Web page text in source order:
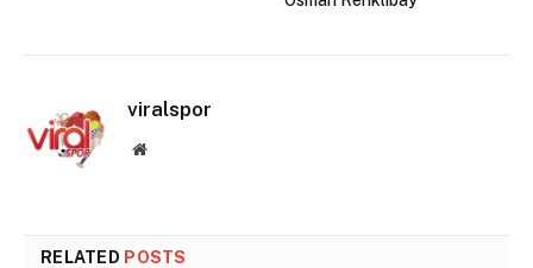
viralspor
Website
RELATED POSTS